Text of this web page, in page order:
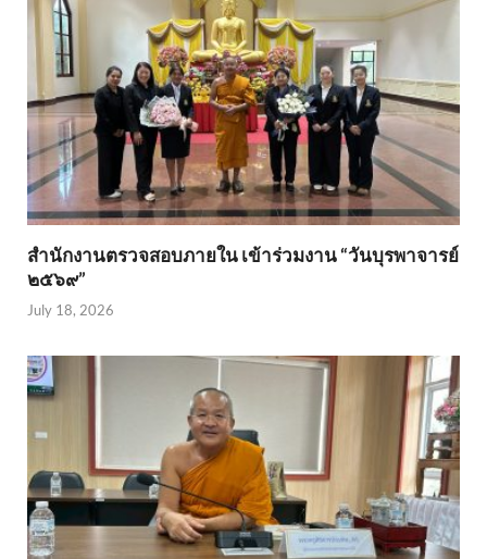
สำนักงานตรวจสอบภายใน เข้าร่วมงาน “วันบุรพาจารย์
๒๕๖๙”
July 18, 2026